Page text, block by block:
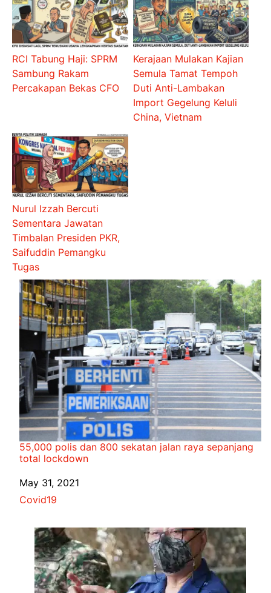
RCI Tabung Haji: SPRM
Sambung Rakam
Percakapan Bekas CFO
Kerajaan Mulakan Kajian
Semula Tamat Tempoh
Duti Anti-Lambakan
Import Gegelung Keluli
China, Vietnam
Nurul Izzah Bercuti
Sementara Jawatan
Timbalan Presiden PKR,
Saifuddin Pemangku
Tugas
55,000 polis dan 800 sekatan jalan raya sepanjang
total lockdown
Date
May 31, 2021
In relation to
Covid19